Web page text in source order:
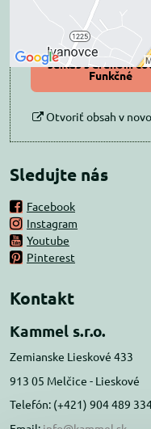
Povoliť tentokrát
Povoliť a
súhlas s druhom
Funkčné
Otvoriť obsah v
Sledujte nás
Facebook
Instagram
Youtube
Pinterest
Kontakt
Kammel s.r.o.
Zemianske Lieskové 433
913 05 Melčice - Lieskové
Telefón: (+421) 904 489